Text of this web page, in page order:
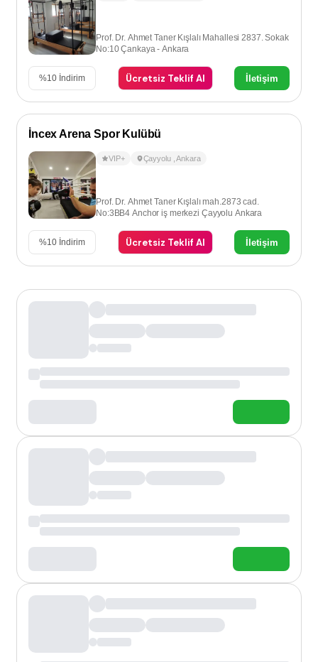
Prof. Dr. Ahmet Taner Kışlalı Mahallesi 2837. Sokak
No:10 Çankaya - Ankara
%10 İndirim Ücretsiz Teklif Al İletişim
İncex Arena Spor Kulübü
VIP+ Çayyolu ,Ankara
Prof. Dr. Ahmet Taner Kışlalı mah.2873 cad.
No:3BB4 Anchor iş merkezi Çayyolu Ankara
%10 İndirim Ücretsiz Teklif Al İletişim